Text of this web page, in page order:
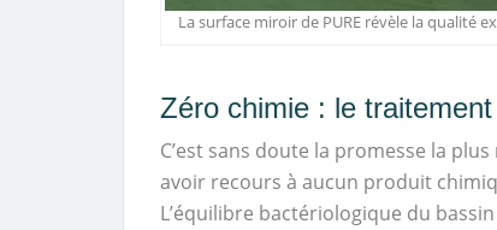
La surface miroir de PURE révèle la qualité
Zéro chimie : le traitement
C’est sans doute la promesse la
avoir recours à aucun produit
L’équilibre bactériologique du